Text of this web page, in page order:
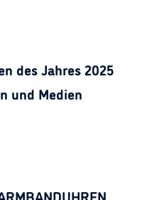
des Jahres 2025
und Medien